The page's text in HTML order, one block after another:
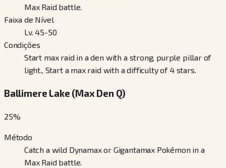
Max Raid battle.
Faixa de Nível
Lv. 45-50
Condições
Start max raid in a den with a strong, purple pillar of
light., Start a max raid with a difficulty of 4 stars.
Ballimere Lake (Max Den Q)
25%
Método
Catch a wild Dynamax or Gigantamax Pokémon in a
Max Raid battle.